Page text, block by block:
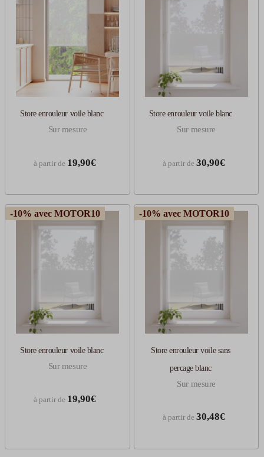
Store enrouleur voile blanc
Sur mesure
à partir de 19,90€
Store enrouleur voile blanc
Sur mesure
à partir de 30,90€
-10% avec MOTOR10
Store enrouleur voile blanc
Sur mesure
à partir de 19,90€
-10% avec MOTOR10
Store enrouleur voile sans
percage blanc
Sur mesure
à partir de 30,48€